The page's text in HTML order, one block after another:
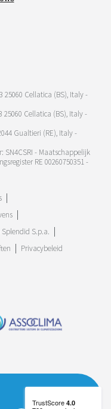
25060 Cellatica (BS), Italy -
25060 Cellatica (BS), Italy -
Gualtieri (RE), Italy -
SN4CSRI - Maatschappelijk
RE 00260750351 -
S.p.a.
Privacybeleid